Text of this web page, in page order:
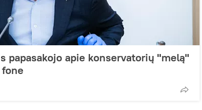
papasakojo apie konservatorių "melą"